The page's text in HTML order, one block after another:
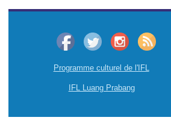
Programme culturel de l'IFL
IFL Luang Prabang